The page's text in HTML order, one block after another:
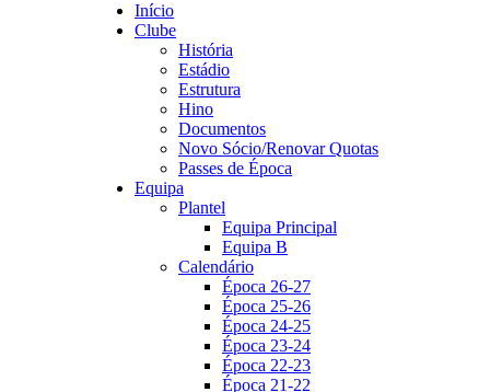
Início
Clube
História
Estádio
Estrutura
Hino
Documentos
Novo Sócio/Renovar Quotas
Passes de Época
Equipa
Plantel
Equipa Principal
Equipa B
Calendário
Época 26-27
Época 25-26
Época 24-25
Época 23-24
Época 22-23
Época 21-22